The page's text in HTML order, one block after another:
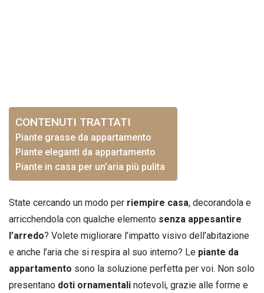
CONTENUTI TRATTATI
Piante grasse da appartamento
Piante eleganti da appartamento
Piante in casa per un’aria più pulita
State cercando un modo per riempire casa, decorandola e
arricchendola con qualche elemento senza appesantire
l’arredo? Volete migliorare l’impatto visivo dell’abitazione
e anche l’aria che si respira al suo interno? Le piante da
appartamento sono la soluzione perfetta per voi. Non solo
presentano doti ornamentali notevoli, grazie alle forme e